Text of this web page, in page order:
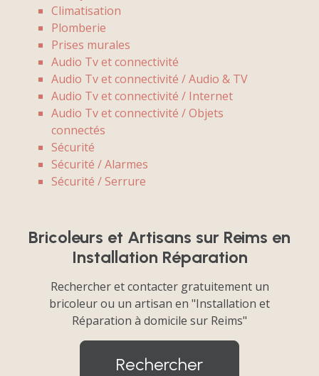
Climatisation
Plomberie
Prises murales
Audio Tv et connectivité
Audio Tv et connectivité / Audio & TV
Audio Tv et connectivité / Internet
Audio Tv et connectivité / Objets
connectés
Sécurité
Sécurité / Alarmes
Sécurité / Serrure
Bricoleurs et Artisans sur Reims en
Installation Réparation
Rechercher et contacter gratuitement un
bricoleur ou un artisan en "Installation et
Réparation à domicile sur Reims"
Rechercher